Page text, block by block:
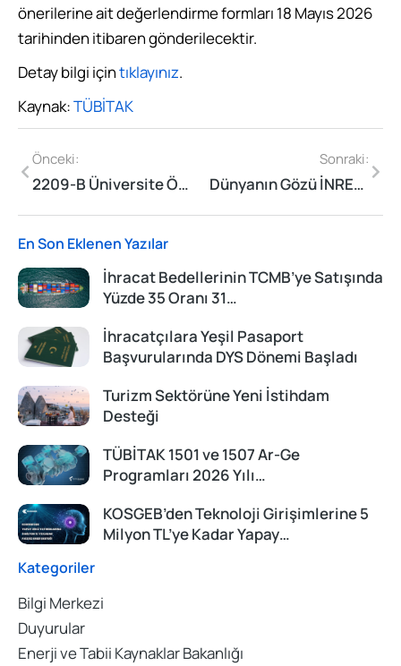
önerilerine ait değerlendirme formları 18 Mayıs 2026
tarihinden itibaren gönderilecektir.
Detay bilgi içintıklayınız.
Kaynak:TÜBİTAK
Önceki:
2209-B Üniversite Öğrencileri Sanayiye Yönelik Araştırma Projeleri Desteği Programı Başvuru Sonuçları Açıklandı
Sonraki:
Dünyanın Gözü İNRES 2026’da Olacak
En Son Eklenen Yazılar
İhracat Bedellerinin TCMB’ye Satışında
Yüzde 35 Oranı 31…
İhracatçılara Yeşil Pasaport
Başvurularında DYS Dönemi Başladı
Turizm Sektörüne Yeni İstihdam
Desteği
TÜBİTAK 1501 ve 1507 Ar-Ge
Programları 2026 Yılı…
KOSGEB’den Teknoloji Girişimlerine 5
Milyon TL’ye Kadar Yapay…
Kategoriler
Bilgi Merkezi
Duyurular
Enerji ve Tabii Kaynaklar Bakanlığı